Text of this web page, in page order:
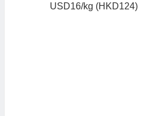
USD16/kg (HKD124)